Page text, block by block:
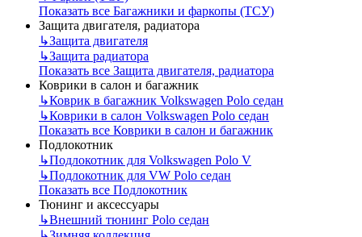
Показать все Багажники и фаркопы (ТСУ)
Защита двигателя, радиатора
↳Защита двигателя
↳Защита радиатора
Показать все Защита двигателя, радиатора
Коврики в салон и багажник
↳Коврик в багажник Volkswagen Polo седан
↳Коврики в салон Volkswagen Polo седан
Показать все Коврики в салон и багажник
Подлокотник
↳Подлокотник для Volkswagen Polo V
↳Подлокотник для VW Polo седан
Показать все Подлокотник
Тюнинг и аксессуары
↳Внешний тюнинг Polo седан